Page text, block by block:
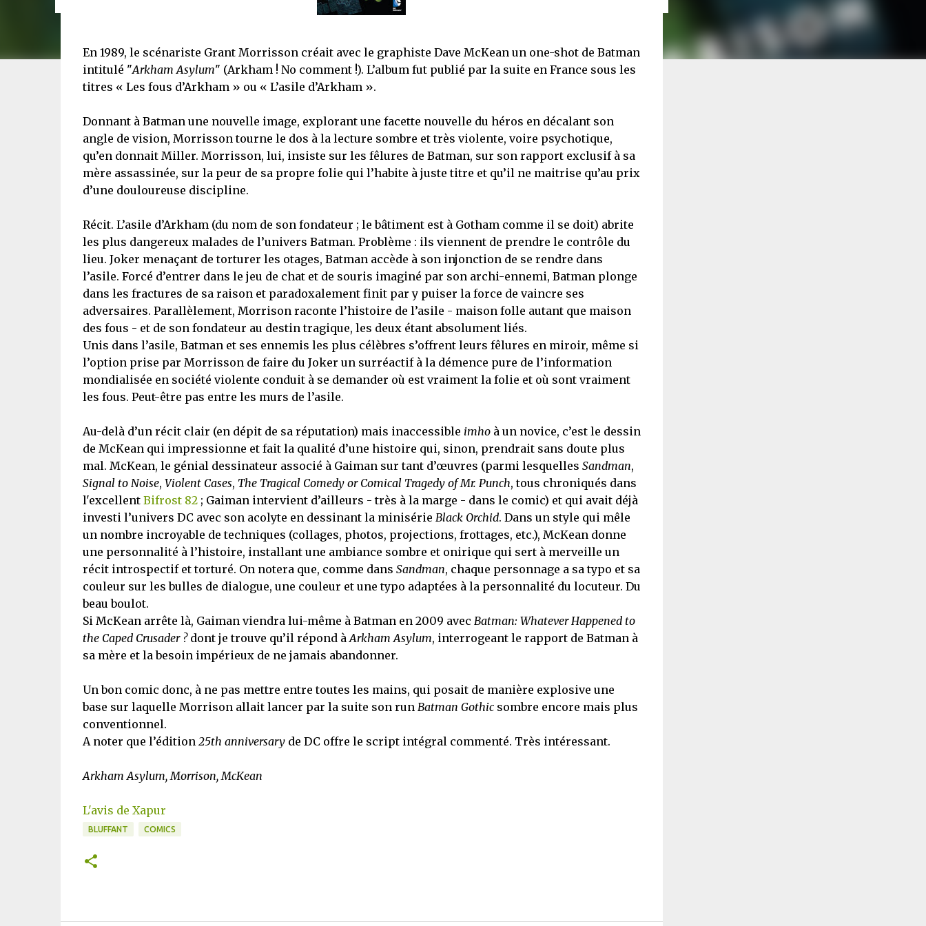
En 1989, le scénariste Grant Morrisson créait avec le graphiste Dave McKean un one-shot de Batman
intitulé "Arkham Asylum" (Arkham ! No comment !). L’album fut publié par la suite en France sous les
titres « Les fous d’Arkham » ou « L’asile d’Arkham ».
Donnant à Batman une nouvelle image, explorant une facette nouvelle du héros en décalant son
angle de vision, Morrisson tourne le dos à la lecture sombre et très violente, voire psychotique,
qu’en donnait Miller. Morrisson, lui, insiste sur les fêlures de Batman, sur son rapport exclusif à sa
mère assassinée, sur la peur de sa propre folie qui l’habite à juste titre et qu’il ne maitrise qu’au prix
d’une douloureuse discipline.
Récit. L’asile d’Arkham (du nom de son fondateur ; le bâtiment est à Gotham comme il se doit) abrite
les plus dangereux malades de l’univers Batman. Problème : ils viennent de prendre le contrôle du
lieu. Joker menaçant de torturer les otages, Batman accède à son injonction de se rendre dans
l’asile. Forcé d’entrer dans le jeu de chat et de souris imaginé par son archi-ennemi, Batman plonge
dans les fractures de sa raison et paradoxalement finit par y puiser la force de vaincre ses
adversaires. Parallèlement, Morrison raconte l’histoire de l’asile - maison folle autant que maison
des fous - et de son fondateur au destin tragique, les deux étant absolument liés.
Unis dans l’asile, Batman et ses ennemis les plus célèbres s’offrent leurs fêlures en miroir, même si
l’option prise par Morrisson de faire du Joker un surréactif à la démence pure de l’information
mondialisée en société violente conduit à se demander où est vraiment la folie et où sont vraiment
les fous. Peut-être pas entre les murs de l’asile.
Au-delà d’un récit clair (en dépit de sa réputation) mais inaccessible imhoà un novice, c’est le dessin
de McKean qui impressionne et fait la qualité d’une histoire qui, sinon, prendrait sans doute plus
mal. McKean, le génial dessinateur associé à Gaiman sur tant d’œuvres (parmi lesquelles Sandman,
Signal to Noise, Violent Cases, The Tragical Comedy or Comical Tragedy of Mr. Punch, tous chroniqués dans
l'excellent Bifrost 82; Gaiman intervient d’ailleurs - très à la marge - dans le comic) et qui avait déjà
investi l’univers DC avec son acolyte en dessinant la minisérie Black Orchid. Dans un style qui mêle
un nombre incroyable de techniques (collages, photos, projections, frottages, etc.), McKean donne
une personnalité à l’histoire, installant une ambiance sombre et onirique qui sert à merveille un
récit introspectif et torturé. On notera que, comme dans Sandman, chaque personnage a sa typo et sa
couleur sur les bulles de dialogue, une couleur et une typo adaptées à la personnalité du locuteur. Du
beau boulot.
Si McKean arrête là, Gaiman viendra lui-même à Batman en 2009 avec Batman: Whatever Happened to
the Caped Crusader ?dont je trouve qu’il répond àArkham Asylum, interrogeant le rapport de Batman à
sa mère et la besoin impérieux de ne jamais abandonner.
Un bon comic donc, à ne pas mettre entre toutes les mains, qui posait de manière explosive une
base sur laquelle Morrison allait lancer par la suite son run Batman Gothicsombre encore mais plus
conventionnel.
A noter que l’édition 25th anniversaryde DC offre le script intégral commenté. Très intéressant.
Arkham Asylum, Morrison, McKean
L'avis de Xapur
BLUFFANT COMICS